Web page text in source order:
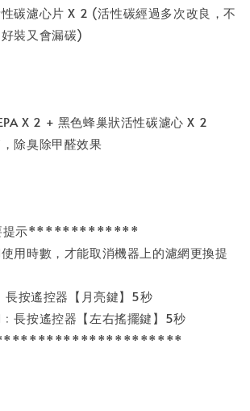
碳濾心片 X 2 (活性碳經過多次改良，不
裝又會漏碳)
X 2 + 黑色蜂巢狀活性碳濾心 X 2
除臭除甲醛效果
示*************
用時數，才能取消機器上的濾網更換提
長按遙控器【月亮鍵】5秒
長按遙控器【左右搖擺鍵】5秒